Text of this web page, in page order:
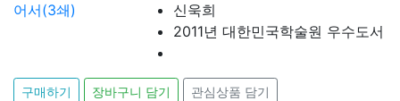
신욱희
2011년 대한민국학술원 우수도서
구매하기 장바구니 담기 관심상품 담기